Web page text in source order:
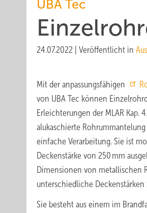
UBA Tec
24.07.2022 Veröffentlicht in
Mit der anpassungsfähigen
von UBA Tec können
Erleichterungen der MLAR Kap.
alukaschierte
einfache Verarbeitung. Sie ist
Deckenstärke von 250 mm
Dimensionen von metallischen
unterschiedliche
Sie besteht aus einem im